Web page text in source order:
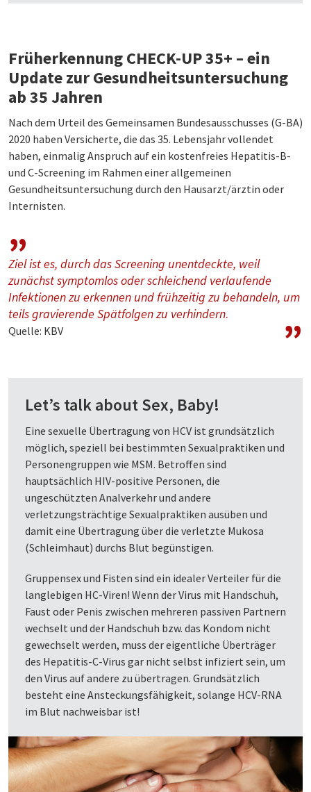
Früherkennung CHECK-UP 35+ – ein
Update zur Gesundheitsuntersuchung
ab 35 Jahren
Nach dem Urteil des Gemeinsamen Bundesausschusses (G-BA)
2020 haben Versicherte, die das 35. Lebensjahr vollendet
haben, einmalig Anspruch auf ein kostenfreies Hepatitis-B-
und C-Screening im Rahmen einer allgemeinen
Gesundheitsuntersuchung durch den Hausarzt/ärztin oder
Internisten.
Ziel ist es, durch das Screening unentdeckte, weil
zunächst symptomlos oder schleichend verlaufende
Infektionen zu erkennen und frühzeitig zu behandeln, um
teils gravierende Spätfolgen zu verhindern.
Quelle: KBV
Let’s talk about Sex, Baby!
Eine sexuelle Übertragung von HCV ist grundsätzlich
möglich, speziell bei bestimmten Sexualpraktiken und
Personengruppen wie MSM. Betroffen sind
hauptsächlich HIV-positive Personen, die
ungeschützten Analverkehr und andere
verletzungsträchtige Sexualpraktiken ausüben und
damit eine Übertragung über die verletzte Mukosa
(Schleimhaut) durchs Blut begünstigen.
Gruppensex und Fisten sind ein idealer Verteiler für die
langlebigen HC-Viren! Wenn der Virus mit Handschuh,
Faust oder Penis zwischen mehreren passiven Partnern
wechselt und der Handschuh bzw. das Kondom nicht
gewechselt werden, muss der eigentliche Überträger
des Hepatitis-C-Virus gar nicht selbst infiziert sein, um
den Virus auf andere zu übertragen. Grundsätzlich
besteht eine Ansteckungsfähigkeit, solange HCV-RNA
im Blut nachweisbar ist!